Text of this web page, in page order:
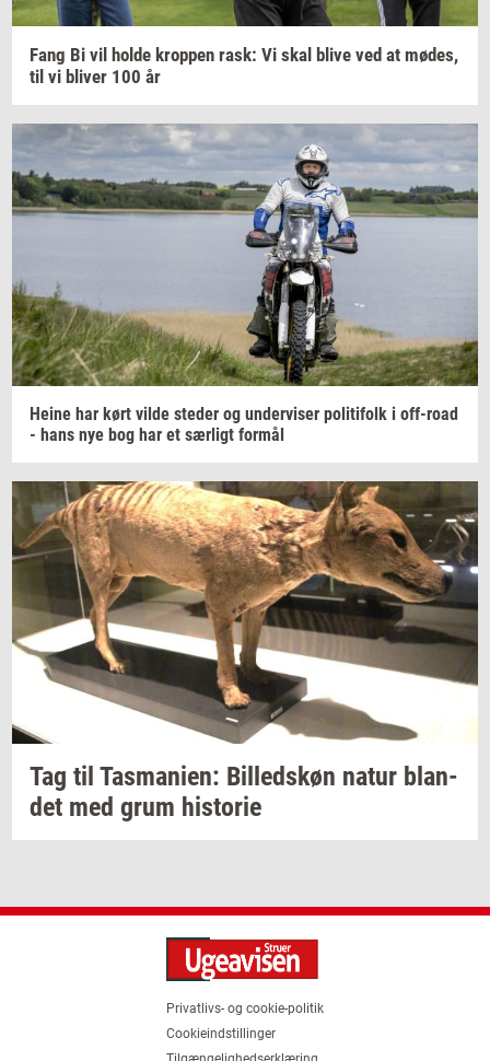
Fang Bi vil holde krop­pen rask: Vi skal blive ved at mødes,
til vi bli­ver 100 år
Heine har kørt vilde ste­der og un­der­vi­ser po­li­ti­folk i off-​road
- hans nye bog har et sær­ligt for­mål
Tag til Tas­ma­ni­en: Bil­leds­køn natur blan­
det med grum hi­sto­rie
Privatlivs- og cookie-politik
Cookieindstillinger